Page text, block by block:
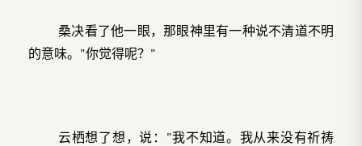
桑决看了他一眼，那眼神里有一种说不清道不明
的意味。"你觉得呢？"
云栖想了想，说："我不知道。我从来没有祈祷